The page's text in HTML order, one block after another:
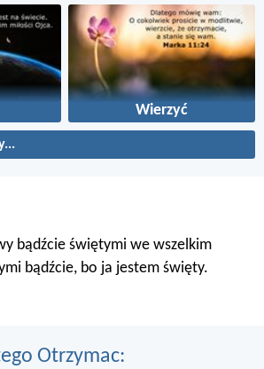
Wierzyć
bądźcie świętymi we wszelkim
bądźcie, bo ja jestem święty.
Otrzymac: